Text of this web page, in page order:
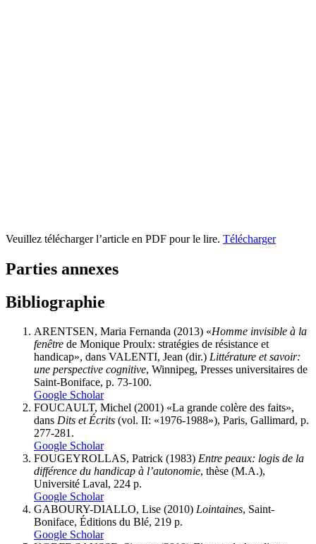
Veuillez télécharger l’article en PDF pour le lire. Télécharger
Parties annexes
Bibliographie
ARENTSEN, Maria Fernanda (2013) «Homme invisible à la
fenêtre de Monique Proulx: stratégies de résistance et
handicap», dans VALENTI, Jean (dir.) Littérature et savoir:
une perspective cognitive, Winnipeg, Presses universitaires de
Saint-Boniface, p. 73-100.
Google Scholar
FOUCAULT, Michel (2001) «La grande colère des faits»,
dans Dits et Écrits (vol. II: «1976-1988»), Paris, Gallimard, p.
277-281.
Google Scholar
FOUGEYROLLAS, Patrick (1983) Entre peaux: logis de la
différence du handicap à l’autonomie, thèse (M.A.),
Université Laval, 224 p.
Google Scholar
GABOURY-DIALLO, Lise (2010) Lointaines, Saint-
Boniface, Éditions du Blé, 219 p.
Google Scholar